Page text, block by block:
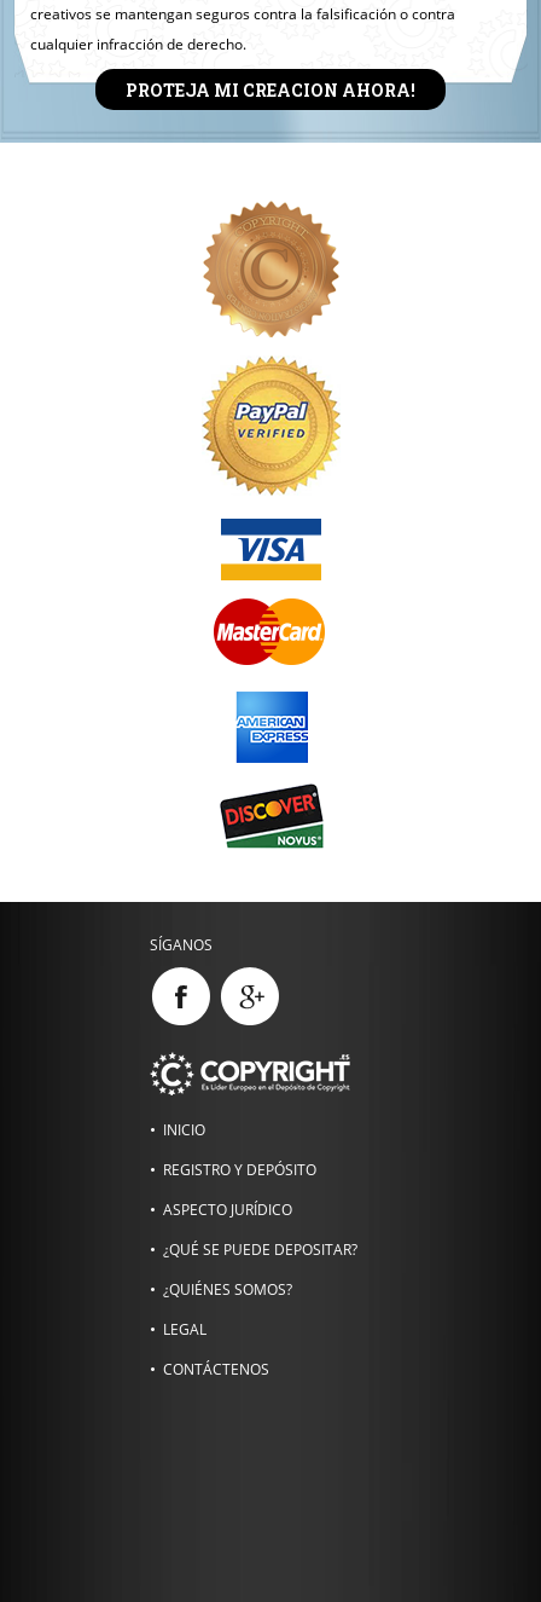
creativos se mantengan seguros contra la falsificación o contra
cualquier infracción de derecho.
PROTEJA MI CREACION AHORA!
SÍGANOS
INICIO
REGISTRO Y DEPÓSITO
ASPECTO JURÍDICO
¿QUÉ SE PUEDE DEPOSITAR?
¿QUIÉNES SOMOS?
LEGAL
CONTÁCTENOS